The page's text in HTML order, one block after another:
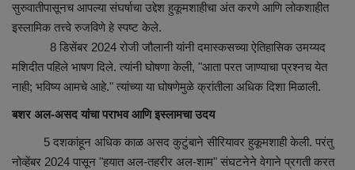
Editor Choice
Sociàl
सुरुवातीपासूनच आपल्या संघर्षाचा उद्देश हुकूमशाहीचा अंत करणे आणि लोकशाहीत
इस्लामिक तत्त्वे रुजविणे हे स्पष्ट केले.
8 डिसेंबर 2024 रोजी जौलानी यांनी दमास्कसच्या ऐतिहासिक उमय्यद
मशिदीत पहिले भाषण दिले. त्यांनी घोषणा केली, "आता परत जाण्याचा प्रश्नच येत
नाही; भविष्य आमचे आहे." त्यांच्या या घोषणेमुळे क्रांतीला अधिक दिशा मिळाली.
बशर अल-असद यांचा पराभव आणि इस्लामचा उदय
5 दशकांहून अधिक काळ असद कुटुंबाने सीरियावर हुकूमशाही केली. परंतु
नोव्हेंबर 2024 पासून "हयात अल-तहरीर अल-शाम" संघटनेने वेगाने प्रगती करत